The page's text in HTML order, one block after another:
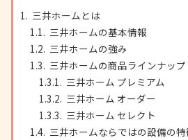
三井ホームとは
三井ホームの基本情報
三井ホームの強み
三井ホームの商品ラインナップ
三井ホーム プレミアム
三井ホーム オーダー
三井ホーム セレクト
三井ホームならではの設備の特